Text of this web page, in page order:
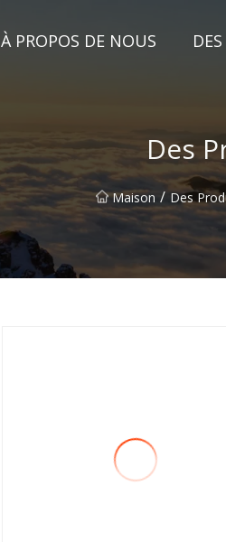
À PROPOS DE NOUS
Des
Maison / Des